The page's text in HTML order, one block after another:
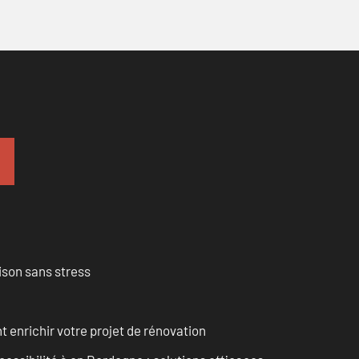
sans stress
enrichir votre projet de rénovation